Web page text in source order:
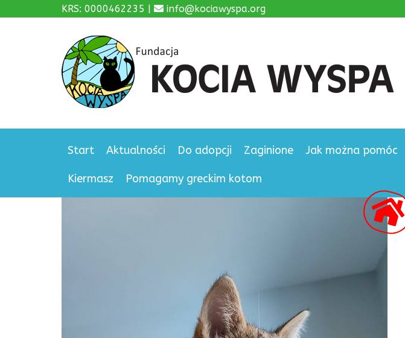
KRS: 0000462235 | info@kociawyspa.org
Start Aktualności Do adopcji Zaginione Jak można pomóc
Kiermasz Pomagamy greckim kotom